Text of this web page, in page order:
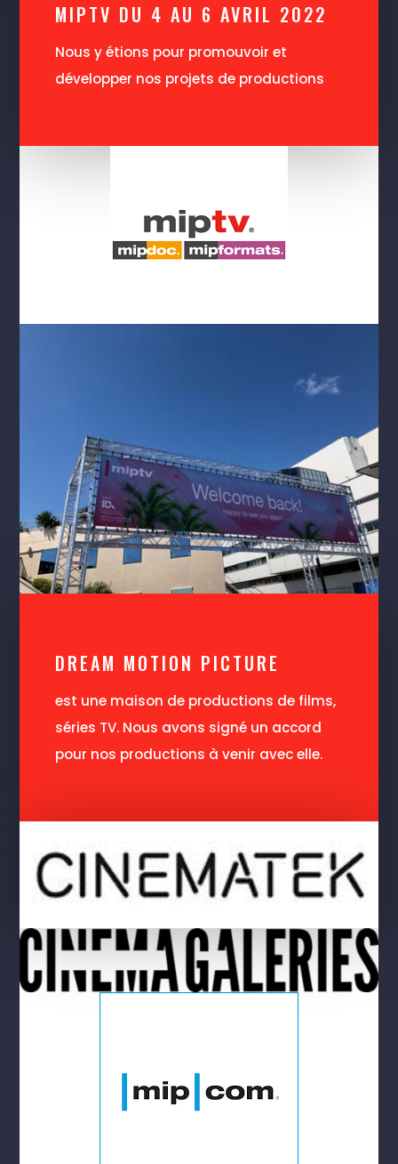
MIPTV DU 4 AU 6 AVRIL 2022
Nous y étions pour promouvoir et
développer nos projets de productions
DREAM MOTION PICTURE
est une maison de productions de films,
séries TV. Nous avons signé un accord
pour nos productions à venir avec elle.